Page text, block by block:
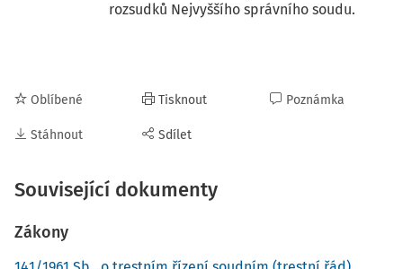
rozsudků Nejvyššího správního soudu.
Oblíbené
Stáhnout
Tisknout
Sdílet
Poznámka
Související dokumenty
Zákony